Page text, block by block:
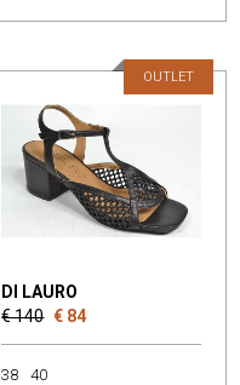
DI LAURO
€ 140 € 84
OUTLET
38 40